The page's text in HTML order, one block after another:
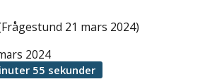
21 mars 2024)
2024
55 sekunder